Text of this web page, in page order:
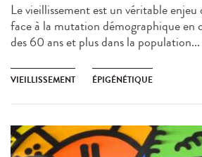
Le vieillissement est un véritable
face à la mutation démographique en
des 60 ans et plus dans la population...
VIEILLISSEMENT ÉPIGÉNÉTIQUE